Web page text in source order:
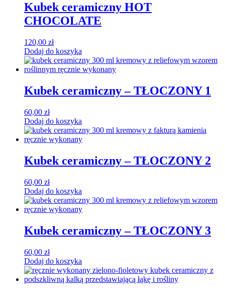
Kubek ceramiczny HOT
CHOCOLATE
120,00 zł
Dodaj do koszyka
Kubek ceramiczny – TŁOCZONY 1
60,00 zł
Dodaj do koszyka
Kubek ceramiczny – TŁOCZONY 2
60,00 zł
Dodaj do koszyka
Kubek ceramiczny – TŁOCZONY 3
60,00 zł
Dodaj do koszyka